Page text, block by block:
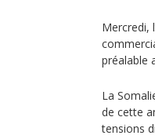
Mercredi,
préalable
La
de cette
tensions